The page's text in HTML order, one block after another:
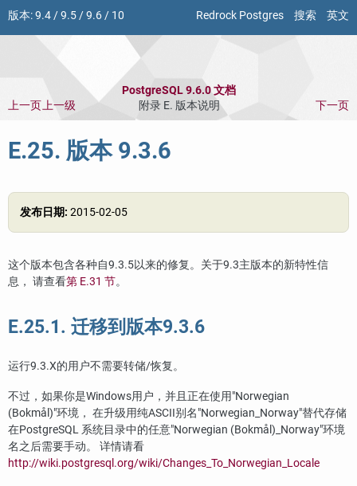
Redrock Postgres 搜索 英文
版本:9.4/9.5/9.6/ 10
PostgreSQL 9.6.0 文档
上一页上一级 附录 E. 版本说明 下一页
E.25. 版本 9.3.6
发布日期: 2015-02-05
这个版本包含各种自9.3.5以来的修复。关于9.3主版本的新特性信
息， 请查看第 E.31 节。
E.25.1. 迁移到版本9.3.6
运行9.3.X的用户不需要转储/恢复。
不过，如果你是Windows用户，并且正在使用"Norwegian
(Bokmål)"环境， 在升级用纯ASCII别名"Norwegian_Norway"替代存储
在PostgreSQL 系统目录中的任意"Norwegian (Bokmål)_Norway"环境
名之后需要手动。 详情请看
http://wiki.postgresql.org/wiki/Changes_To_Norwegian_Locale